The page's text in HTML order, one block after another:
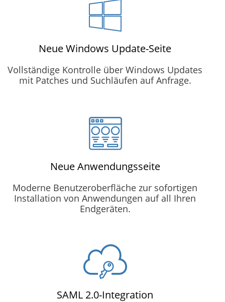
Neue Windows Update-Seite
Vollständige Kontrolle über Windows Updates
mit Patches und Suchläufen auf Anfrage.
Neue Anwendungsseite
Moderne Benutzeroberfläche zur sofortigen
Installation von Anwendungen auf all Ihren
Endgeräten.
SAML 2.0-Integration